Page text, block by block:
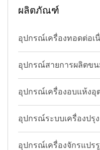
ผลิตภัณฑ์
อุปกรณ์เครื่องทอดต่อเ
อุปกรณ์สายการผลิตขน
อุปกรณ์เครื่องอบแห้งอุ
อุปกรณ์ระบบเครื่องปรุง
อุปกรณ์เครื่องจักรแปร